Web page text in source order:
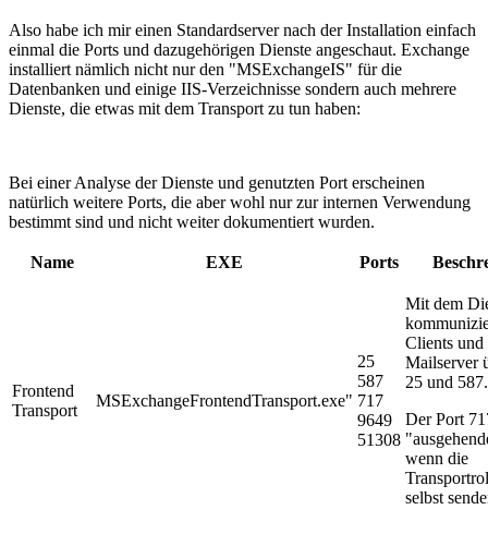
Also habe ich mir einen Standardserver nach der Installation einfach
einmal die Ports und dazugehörigen Dienste angeschaut. Exchange
installiert nämlich nicht nur den "MSExchangeIS" für die
Datenbanken und einige IIS-Verzeichnisse sondern auch mehrere
Dienste, die etwas mit dem Transport zu tun haben:
Bei einer Analyse der Dienste und genutzten Port erscheinen
natürlich weitere Ports, die aber wohl nur zur internen Verwendung
bestimmt sind und nicht weiter dokumentiert wurden.
Name EXE Ports
Frontend
Transport
MSExchangeFrontendTransport.exe"
25
587
717
9649
51308
Mit dem
Clients und
Mailserver
25 und 587.
Der Port
wenn die
selbst